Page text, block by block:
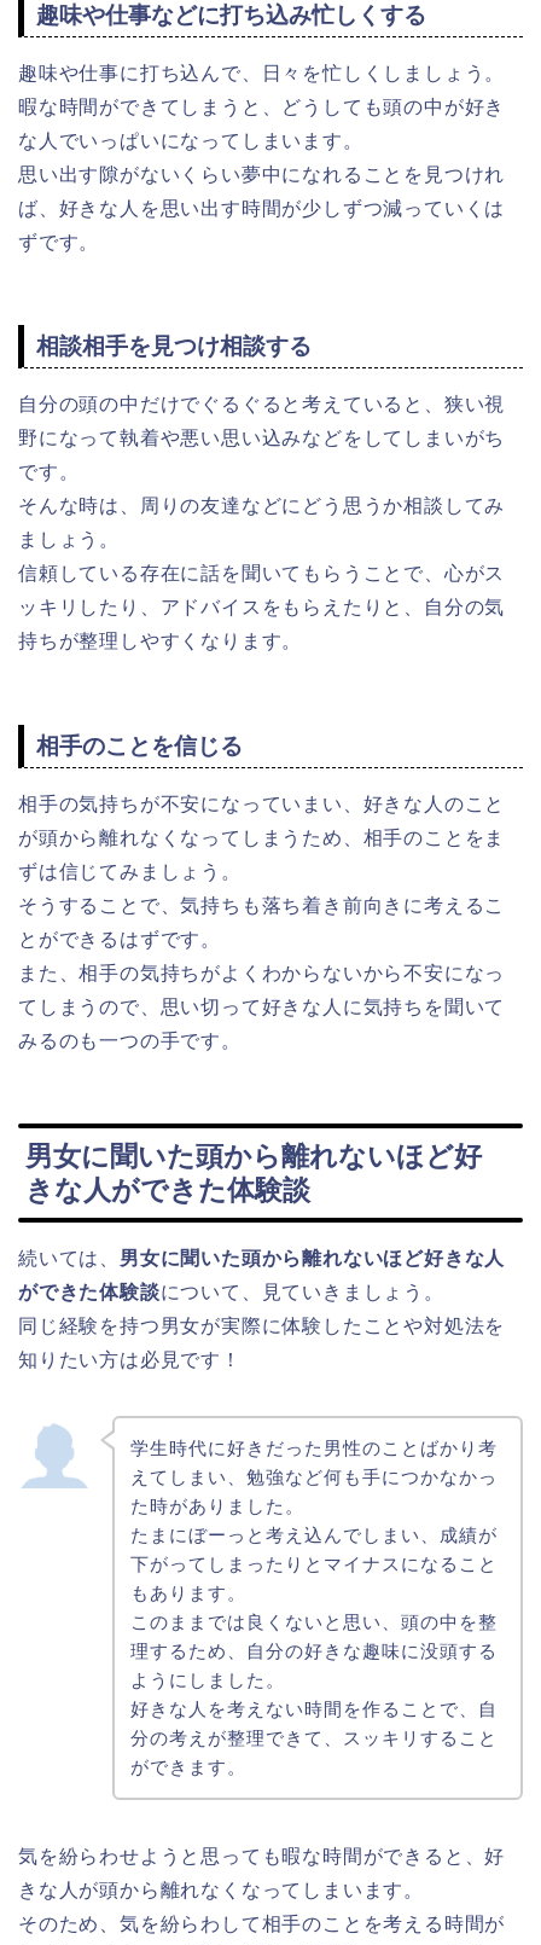
趣味や仕事などに打ち込み忙しくする
趣味や仕事に打ち込んで、日々を忙しくしましょう。
暇な時間ができてしまうと、どうしても頭の中が好き
な人でいっぱいになってしまいます。
思い出す隙がないくらい夢中になれることを見つけれ
ば、好きな人を思い出す時間が少しずつ減っていくは
ずです。
相談相手を見つけ相談する
自分の頭の中だけでぐるぐると考えていると、狭い視
野になって執着や悪い思い込みなどをしてしまいがち
です。
そんな時は、周りの友達などにどう思うか相談してみ
ましょう。
信頼している存在に話を聞いてもらうことで、心がス
ッキリしたり、アドバイスをもらえたりと、自分の気
持ちが整理しやすくなります。
相手のことを信じる
相手の気持ちが不安になっていまい、好きな人のこと
が頭から離れなくなってしまうため、相手のことをま
ずは信じてみましょう。
そうすることで、気持ちも落ち着き前向きに考えるこ
とができるはずです。
また、相手の気持ちがよくわからないから不安になっ
てしまうので、思い切って好きな人に気持ちを聞いて
みるのも一つの手です。
男女に聞いた頭から離れないほど好
きな人ができた体験談
続いては、 男女に聞いた頭から離れないほど好きな人
ができた体験談について、見ていきましょう。
同じ経験を持つ男女が実際に体験したことや対処法を
知りたい方は必見です！
学生時代に好きだった男性のことばかり考
えてしまい、勉強など何も手につかなかっ
た時がありました。
たまにぼーっと考え込んでしまい、成績が
下がってしまったりとマイナスになること
もあります。
このままでは良くないと思い、頭の中を整
理するため、自分の好きな趣味に没頭する
ようにしました。
好きな人を考えない時間を作ることで、自
分の考えが整理できて、スッキリすること
ができます。
気を紛らわせようと思っても暇な時間ができると、好
きな人が頭から離れなくなってしまいます。
そのため、気を紛らわして相手のことを考える時間が